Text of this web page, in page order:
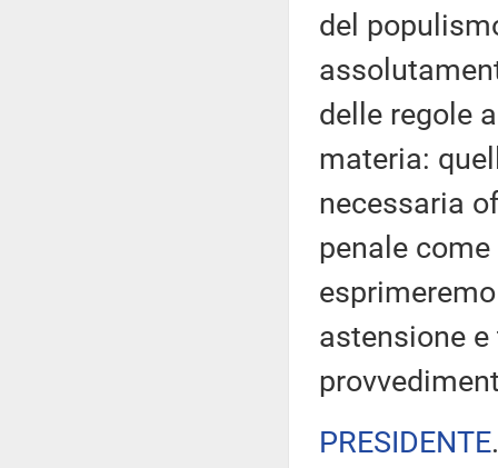
del
delle regole
materia:
necessaria
penale come
astensione
PRESIDENTE